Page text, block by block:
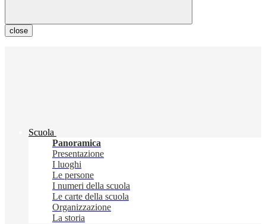
close
Scuola
Panoramica
Presentazione
I luoghi
Le persone
I numeri della scuola
Le carte della scuola
Organizzazione
La storia